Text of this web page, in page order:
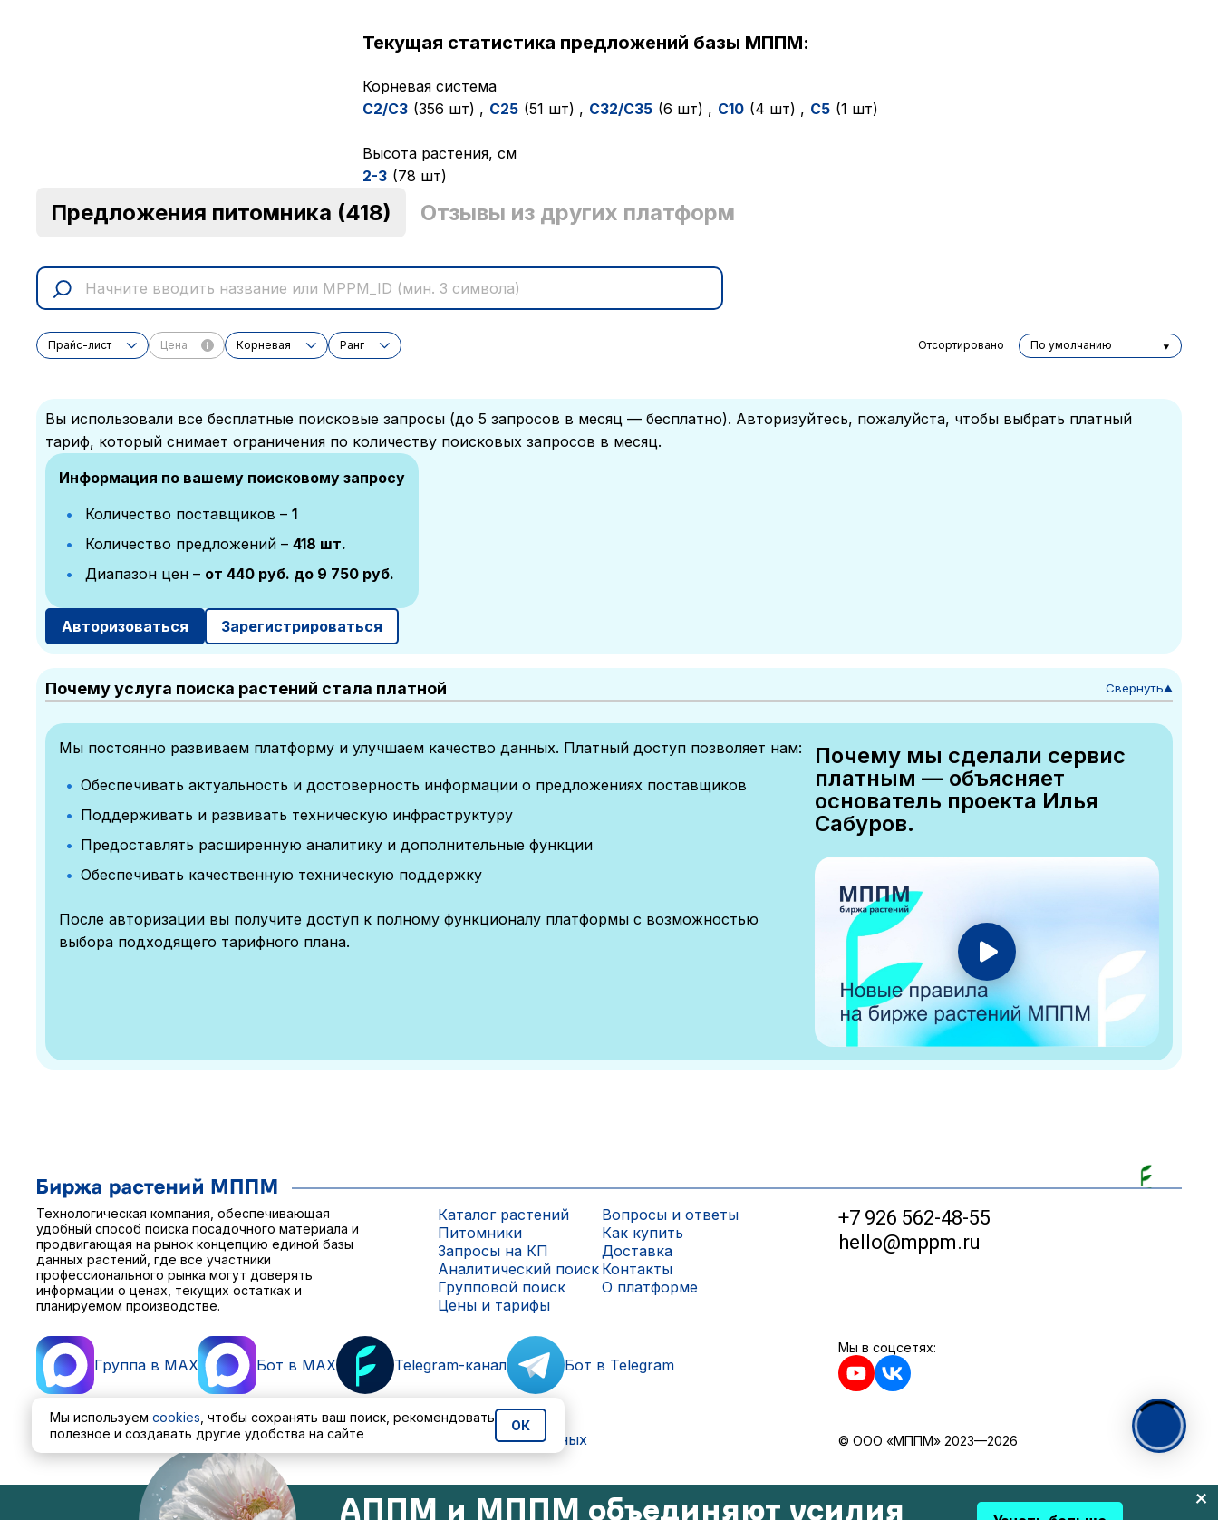
Текущая статистика предложений базы МППМ:
Корневая система
C2/C3 (356 шт) , C25 (51 шт) , C32/C35 (6 шт) , C10 (4 шт) , C5 (1 шт)
Высота растения, см
2-3 (78 шт)
Предложения питомника (418) Отзывы из других платформ
Прайс-лист Цена Корневая Ранг Отсортировано По умолчанию
Вы использовали все бесплатные поисковые запросы (до 5 запросов в месяц — бесплатно). Авторизуйтесь, пожалуйста, чтобы выбрать платный
тариф, который снимает ограничения по количеству поисковых запросов в месяц.
Информация по вашему поисковому запросу
Количество поставщиков – 1
Количество предложений – 418 шт.
Диапазон цен – от 440 руб. до 9 750 руб.
Авторизоваться Зарегистрироваться
Почему услуга поиска растений стала платной Свернуть▼
Мы постоянно развиваем платформу и улучшаем качество данных. Платный доступ позволяет нам:
Обеспечивать актуальность и достоверность информации о предложениях поставщиков
Поддерживать и развивать техническую инфраструктуру
Предоставлять расширенную аналитику и дополнительные функции
Обеспечивать качественную техническую поддержку
После авторизации вы получите доступ к полному функционалу платформы с возможностью
выбора подходящего тарифного плана.
Почему мы сделали сервис
платным — объясняет
основатель проекта Илья
Сабуров.
АППМ и МППМ объединяют усилия
Технологическая компания, обеспечивающая
удобный способ поиска посадочного материала и
продвигающая на рынок концепцию единой базы
данных растений, где все участники
профессионального рынка могут доверять
информации о ценах, текущих остатках и
планируемом производстве.
Каталог растений
Питомники
Запросы на КП
Аналитический поиск
Групповой поиск
Цены и тарифы
Вопросы и ответы
Как купить
Доставка
Контакты
О платформе
+7 926 562-48-55
hello@mppm.ru
Группа в MAX Бот в MAX Telegram-канал Бот в Telegram
Мы в соцсетях:
Пользовательское соглашениеПолитика обработки персональных данных © ООО «МППМ» 2023—2026
Мы используем cookies , чтобы сохранять ваш поиск, рекомендовать
полезное и создавать другие удобства на сайте
ОК